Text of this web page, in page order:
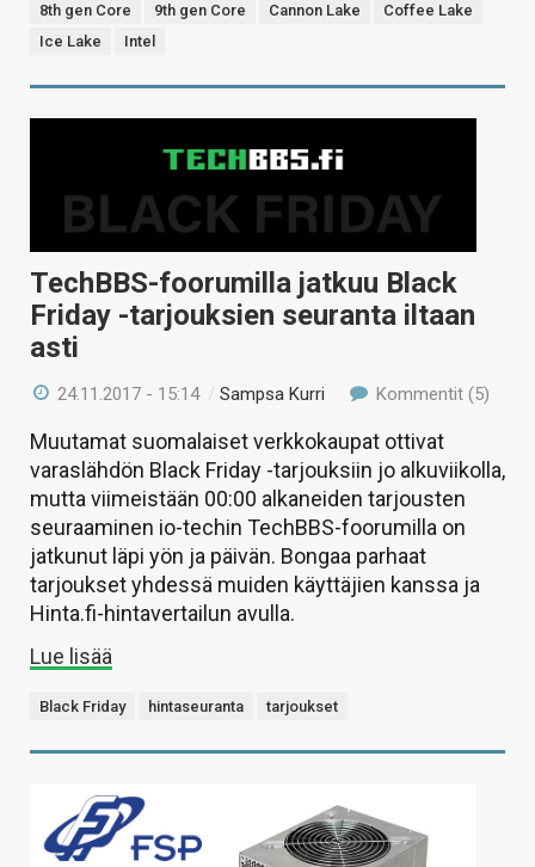
8th gen Core 9th gen Core Cannon Lake
Coffee Lake
Ice Lake
Intel
TechBBS-foorumilla jatkuu Black
Friday -tarjouksien seuranta iltaan
asti
24.11.2017 - 15:14 /Sampsa Kurri Kommentit (5)
Muutamat suomalaiset verkkokaupat ottivat
varaslähdön Black Friday -tarjouksiin jo alkuviikolla,
mutta viimeistään 00:00 alkaneiden tarjousten
seuraaminen io-techin TechBBS-foorumilla on
jatkunut läpi yön ja päivän. Bongaa parhaat
tarjoukset yhdessä muiden käyttäjien kanssa ja
Hinta.fi-hintavertailun avulla.
Lue lisää
Black Friday hintaseuranta tarjoukset